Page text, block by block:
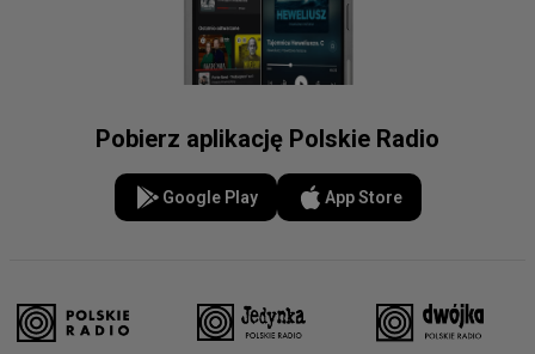
Pobierz aplikację Polskie Radio
Google Play App Store